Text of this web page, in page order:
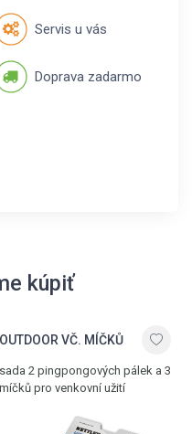
Servis u vás
Doprava zadarmo
kúpiť
OUTDOOR VČ. MÍČKŮ
sada 2 pingpongových pálek a 3
míčků pro venkovní užití